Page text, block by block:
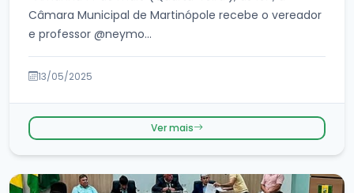
Câmara Municipal de Martinópole recebe o vereador
e professor @neymo...
13/05/2025
Ver mais